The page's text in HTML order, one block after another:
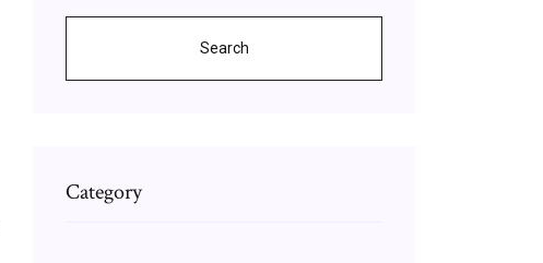
Search
Category